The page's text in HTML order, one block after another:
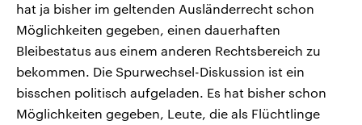
hat ja bisher im geltenden Ausländerrecht schon
Möglichkeiten gegeben, einen dauerhaften
Bleibestatus aus einem anderen Rechtsbereich zu
bekommen. Die Spurwechsel-Diskussion ist ein
bisschen politisch aufgeladen. Es hat bisher schon
Möglichkeiten gegeben, Leute, die als Flüchtlinge